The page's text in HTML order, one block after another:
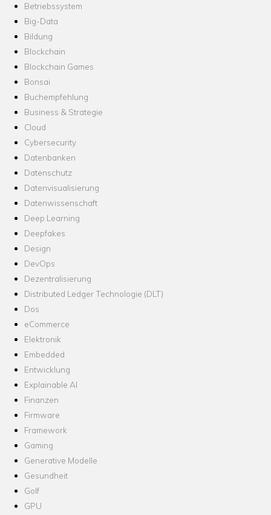
Betriebssystem
Big-Data
Bildung
Blockchain
Blockchain Games
Bonsai
Buchempfehlung
Business & Strategie
Cloud
Cybersecurity
Datenbanken
Datenschutz
Datenvisualisierung
Datenwissenschaft
Deep Learning
Deepfakes
Design
DevOps
Dezentralisierung
Distributed Ledger Technologie (DLT)
Dos
eCommerce
Elektronik
Embedded
Entwicklung
Explainable AI
Finanzen
Firmware
Framework
Gaming
Generative Modelle
Gesundheit
Golf
GPU